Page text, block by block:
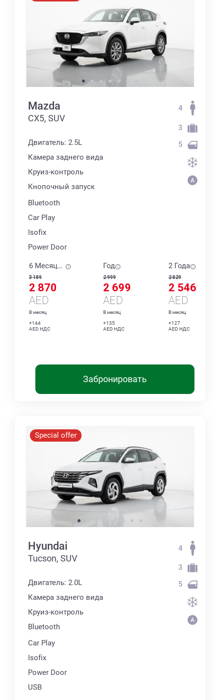
Mazda
CX5, SUV
Двигатель: 2.5L
Камера заднего вида
Круиз-контроль
Кнопочный запуск
Bluetooth
Car Play
Isofix
Power Door
4
3
5
6 Месяцев
3 189
2 870
AED
В месяц
+144
AED НДС
Год
2 999
2 699
AED
В месяц
+135
AED НДС
2 Года
2 829
2 546
AED
В месяц
+127
AED НДС
Забронировать
Special offer
Hyundai
Tucson, SUV
Двигатель: 2.0L
Камера заднего вида
Круиз-контроль
Bluetooth
Car Play
Isofix
Power Door
USB
4
3
5